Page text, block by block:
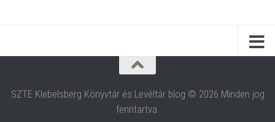
SZTE Klebelsberg Könyvtár és Levéltár blog © 2026 Minden jog
fenntartva.